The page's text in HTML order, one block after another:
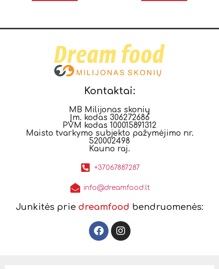
Kontaktai:
MB Milijonas skonių
Įm. kodas 306272686
PVM kodas 100015891312
Maisto tvarkymo subjekto pažymėjimo nr.
520002498
Kauno raj.
+37067887287
info@dreamfood.lt
Junkitės prie dreamfood bendruomenės: